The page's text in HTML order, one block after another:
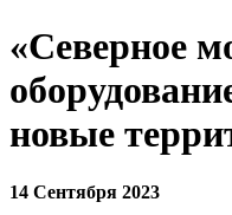
«Северное
новые
14 Сентября 2023